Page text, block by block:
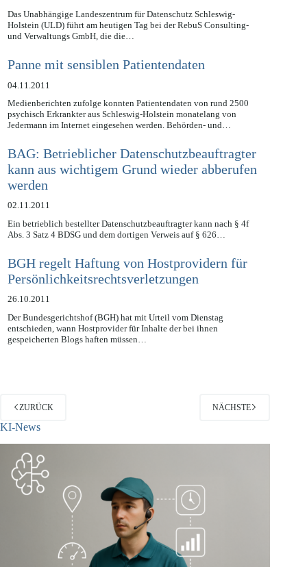
07.11.2011
Das Unabhängige Landeszentrum für Datenschutz Schleswig-
Holstein (ULD) führt am heutigen Tag bei der RebuS Consulting-
Panne mit sensiblen Patientendaten
04.11.2011
Medienberichten zufolge konnten Patientendaten von rund 2500
psychisch Erkrankter aus Schleswig-Holstein monatelang von
BAG: Betrieblicher Datenschutzbeauftragter
kann aus wichtigem Grund wieder abberufen
werden
02.11.2011
Ein betrieblich bestellter Datenschutzbeauftragter kann nach § 4f
BGH regelt Haftung von Hostprovidern für
Persönlichkeitsrechtsverletzungen
26.10.2011
Der Bundesgerichtshof (BGH) hat mit Urteil vom Dienstag
entschieden, wann Hostprovider für Inhalte der bei ihnen
ZURÜCK
KI-News